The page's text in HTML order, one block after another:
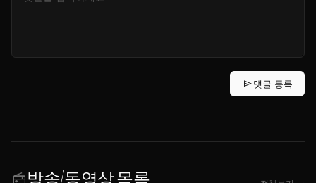
send댓글 등록
radio방송/동영상 목록